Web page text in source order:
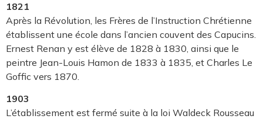
1821
Après la Révolution, les Frères de l’Instruction Chrétienne
établissent une école dans l’ancien couvent des Capucins.
Ernest Renan y est élève de 1828 à 1830, ainsi que le
peintre Jean-Louis Hamon de 1833 à 1835, et Charles Le
Goffic vers 1870.
1903
L’établissement est fermé suite à la loi Waldeck Rousseau